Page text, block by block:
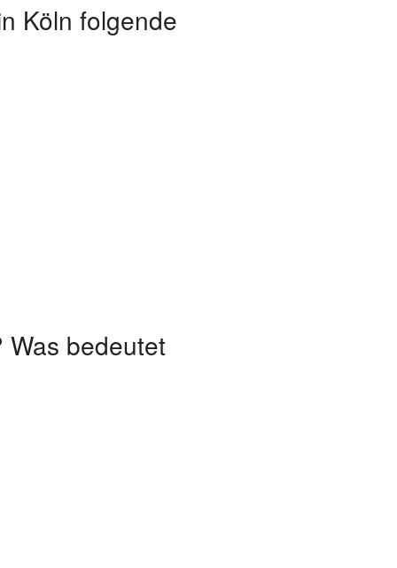
Köln folgende
Was bedeutet